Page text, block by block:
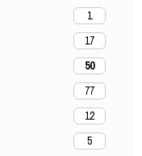
1
17
50
77
12
5